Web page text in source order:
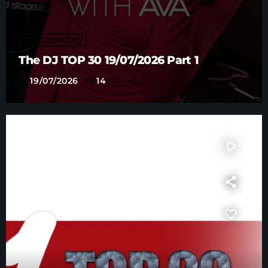
CLASSEMENT
The DJ TOP 30 19/07/2026 Part 1
19/07/2026 14
play_arrow